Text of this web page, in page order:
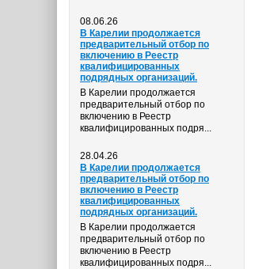
08.06.26
В Карелии продолжается
предварительный отбор по
включению в Реестр
квалифицированных
подрядных организаций.
В Карелии продолжается
предварительный отбор по
включению в Реестр
квалифицированных подря...
28.04.26
В Карелии продолжается
предварительный отбор по
включению в Реестр
квалифицированных
подрядных организаций.
В Карелии продолжается
предварительный отбор по
включению в Реестр
квалифицированных подря...